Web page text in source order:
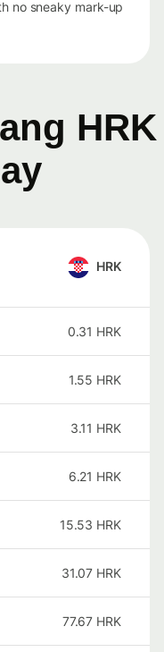
no sneaky mark-up
HRK
HRK
0.31 HRK
1.55 HRK
3.11 HRK
6.21 HRK
15.53 HRK
31.07 HRK
77.67 HRK